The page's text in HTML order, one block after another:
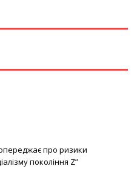
про ризики
покоління Z”